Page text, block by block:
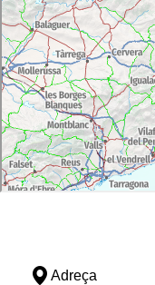
Adreça